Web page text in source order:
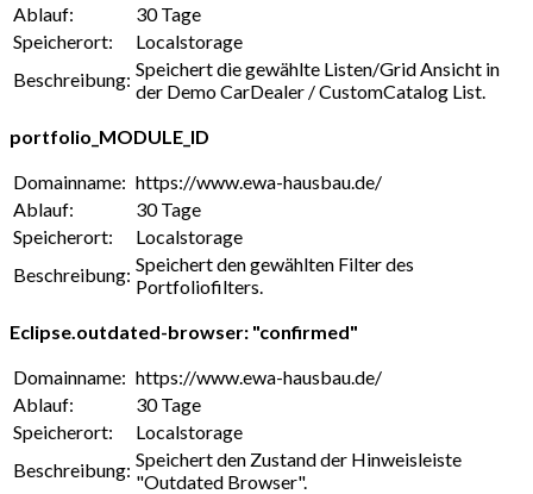
Ablauf:
30 Tage
Speicherort:
Localstorage
Beschreibung: Speichert die gewählte Listen/Grid Ansicht in
der Demo CarDealer / CustomCatalog List.
portfolio_MODULE_ID
Domainname: https://www.ewa-hausbau.de/
Ablauf:
30 Tage
Speicherort:
Localstorage
Beschreibung: Speichert den gewählten Filter des
Portfoliofilters.
Eclipse.outdated-browser: "confirmed"
Domainname: https://www.ewa-hausbau.de/
Ablauf:
30 Tage
Speicherort:
Localstorage
Beschreibung: Speichert den Zustand der Hinweisleiste
"Outdated Browser".